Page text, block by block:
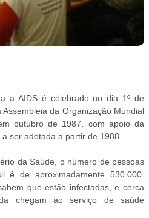
a AIDS é celebrado no dia 1º de
da Organização Mundial
outubro de 1987, com apoio da
ser adotada a partir de 1988.
da Saúde, o número de pessoas
é de aproximadamente 530.000.
que estão infectadas, e cerca
chegam ao serviço de saúde